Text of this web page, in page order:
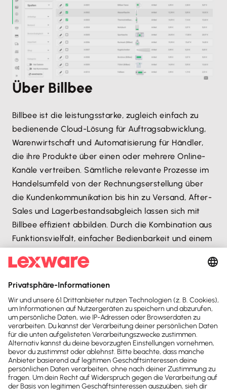
Über Billbee
Billbee ist die leistungsstarke, zugleich einfach zu
bedienende Cloud-Lösung für Auftragsabwicklung,
Warenwirtschaft und Automatisierung für Händler,
die ihre Produkte über einen oder mehrere Online-
Kanäle vertreiben. Sämtliche relevante Prozesse im
Handelsumfeld von der Rechnungserstellung über
die Kundenkommunikation bis hin zu Versand, After-
Sales und Lagerbestandsabgleich lassen sich mit
Billbee effizient abbilden. Durch die Kombination aus
Funktionsvielfalt, einfacher Bedienbarkeit und einem
auch für kleinere Unternehmen
die Multichannel-Lösung lässt sich außerdem dank
effizienter Partnerintegrationen um viele weitere
Möglichkeiten wie eine rechtssichere Buchhaltung
ergänzen.
Weitere Case Studies
Mit dem passenden Partner­
angebot zur idealen
Buchhaltungs­anbindung